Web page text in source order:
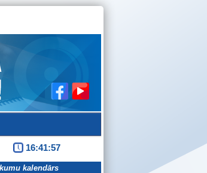
16:41:58
kalendārs